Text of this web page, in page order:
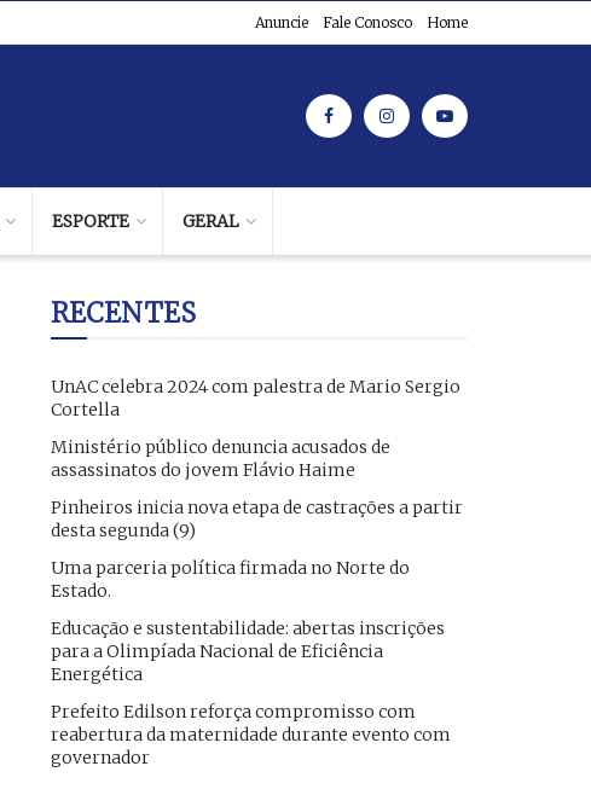
Anuncie Fale Conosco Home
ESPORTE GERAL
RECENTES
UnAC celebra 2024 com palestra de Mario Sergio
Cortella
Ministério público denuncia acusados de
assassinatos do jovem Flávio Haime
Pinheiros inicia nova etapa de castrações a partir
desta segunda (9)
Uma parceria política firmada no Norte do
Estado.
Educação e sustentabilidade: abertas inscrições
para a Olimpíada Nacional de Eficiência
Energética
Prefeito Edilson reforça compromisso com
reabertura da maternidade durante evento com
governador